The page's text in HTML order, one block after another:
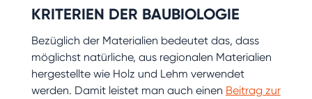
KRITERIEN DER BAUBIOLOGIE
Bezüglich der Materialien bedeutet das, dass
möglichst natürliche, aus regionalen Materialien
hergestellte wie Holz und Lehm verwendet
werden. Damit leistet man auch einen Beitrag zur